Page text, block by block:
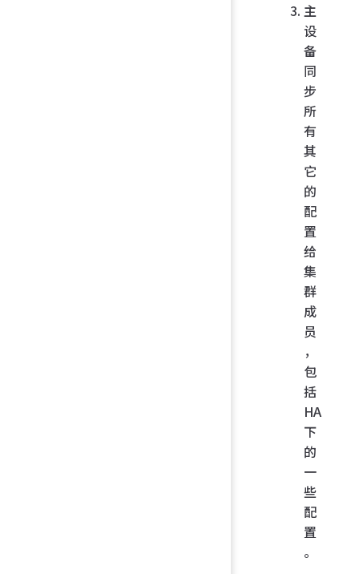
主
设
备
同
步
所
有
其
它
的
配
置
给
集
群
成
员
，
包
括
HA
下
的
一
些
配
置
。